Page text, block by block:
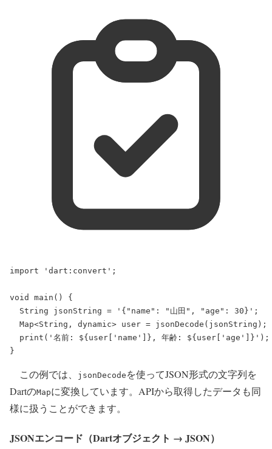
import 'dart:convert' ;
void main () {
String jsonString = '{"name": "山田", "age": 30}' ;
Map<String , dynamic> user = jsonDecode (jsonString);
print ( '名前: ${user ['name']}, 年齢: ${user ['age']}' );
}
この例では、 jsonDecode を使ってJSON形式の文字列を
DartのMapに変換しています。APIから取得したデータも同
様に扱うことができます。
JSONエンコード（Dartオブジェクト → JSON）